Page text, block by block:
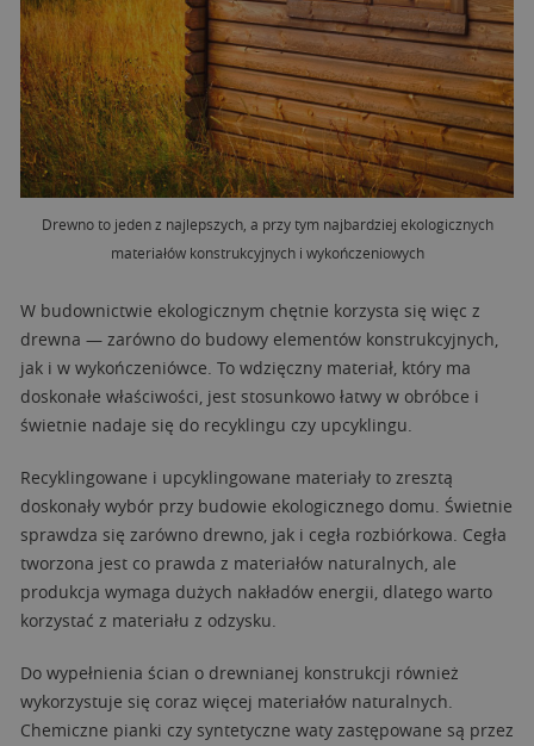
Drewno to jeden z najlepszych, a przy tym najbardziej ekologicznych
materiałów konstrukcyjnych i wykończeniowych
W budownictwie ekologicznym chętnie korzysta się więc z
drewna — zarówno do budowy elementów konstrukcyjnych,
jak i w wykończeniówce. To wdzięczny materiał, który ma
doskonałe właściwości, jest stosunkowo łatwy w obróbce i
świetnie nadaje się do recyklingu czy upcyklingu.
Recyklingowane i upcyklingowane materiały to zresztą
doskonały wybór przy budowie ekologicznego domu. Świetnie
sprawdza się zarówno drewno, jak i cegła rozbiórkowa. Cegła
tworzona jest co prawda z materiałów naturalnych, ale
produkcja wymaga dużych nakładów energii, dlatego warto
korzystać z materiału z odzysku.
Do wypełnienia ścian o drewnianej konstrukcji również
wykorzystuje się coraz więcej materiałów naturalnych.
Chemiczne pianki czy syntetyczne waty zastępowane są przez